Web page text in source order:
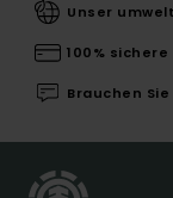
Unser
100%
Brauchen Sie